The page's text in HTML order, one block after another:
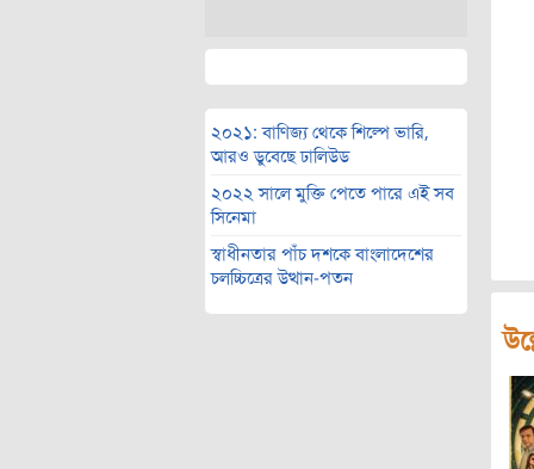
২০২১: বাণিজ্য থেকে শিল্পে ভারি,
আরও ডুবেছে ঢালিউড
২০২২ সালে মুক্তি পেতে পারে এই সব
সিনেমা
স্বাধীনতার পাঁচ দশকে বাংলাদেশের
চলচ্চিত্রের উত্থান-পতন